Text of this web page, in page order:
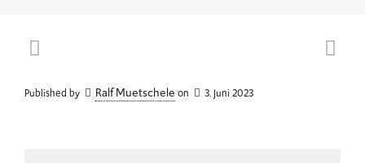
Published by Ralf Muetschele on 3. Juni 2023